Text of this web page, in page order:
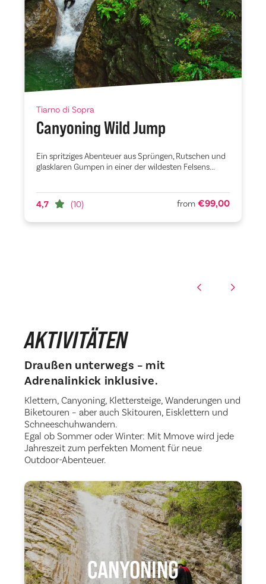
Tiarno di Sopra
Canyoning Wild Jump
Ein spritziges Abenteuer aus Sprüngen, Rutschen und
glasklaren Gumpen in einer der wildesten Felsens...
4,7 (10) from€99,00
AKTIVITÄTEN
Draußen unterwegs – mit
Adrenalinkick inklusive.
Klettern, Canyoning, Klettersteige, Wanderungen und
Biketouren – aber auch Skitouren, Eisklettern und
Schneeschuhwandern.
Egal ob Sommer oder Winter: Mit Mmove wird jede
Jahreszeit zum perfekten Moment für neue
Outdoor-Abenteuer.
CANYONING